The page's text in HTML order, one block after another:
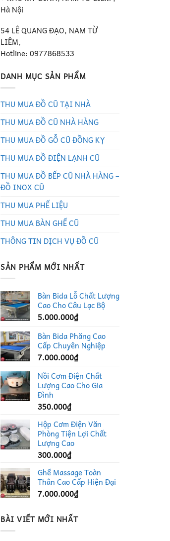
Hà Nội
54 LÊ QUANG ĐẠO, NAM TỪ
LIÊM,
Hotline: 0977868533
DANH MỤC SẢN PHẨM
THU MUA ĐỒ CŨ TẠI NHÀ
THU MUA ĐỒ CŨ NHÀ HÀNG
THU MUA ĐỒ GỖ CŨ ĐỒNG KỴ
THU MUA ĐỒ ĐIỆN LẠNH CŨ
THU MUA ĐỒ BẾP CŨ NHÀ HÀNG –
ĐỒ INOX CŨ
THU MUA PHẾ LIỆU
THU MUA BÀN GHẾ CŨ
THÔNG TIN DỊCH VỤ ĐỒ CŨ
SẢN PHẨM MỚI NHẤT
Bàn Bida Lỗ Chất Lượng
Cao Cho Câu Lạc Bộ
5.000.000₫
Bàn Bida Phăng Cao
Cấp Chuyên Nghiệp
7.000.000₫
Nồi Cơm Điện Chất
Lượng Cao Cho Gia
Đình
350.000₫
Hộp Cơm Điện Văn
Phòng Tiện Lợi Chất
Lượng Cao
300.000₫
Ghế Massage Toàn
Thân Cao Cấp Hiện Đại
7.000.000₫
BÀI VIẾT MỚI NHẤT